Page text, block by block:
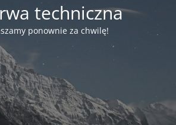
techniczna
ponownie za chwilę!